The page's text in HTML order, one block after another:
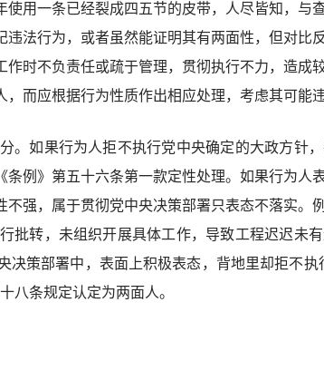
用一条已经裂成四五节的皮带，人尽皆知，与
法行为，或者虽然能证明其有两面性，但对比
时不负责任或疏于管理，贯彻执行不力，造成
而应根据行为性质作出相应处理，考虑其可能
如果行为人拒不执行党中央确定的大政方针
例》第五十六条第一款定性处理。如果行为人
强，属于贯彻党中央决策部署只表态不落实。
批转，未组织开展具体工作，导致工程迟迟未
策部署中，表面上积极表态，背地里却拒不执
八条规定认定为两面人。